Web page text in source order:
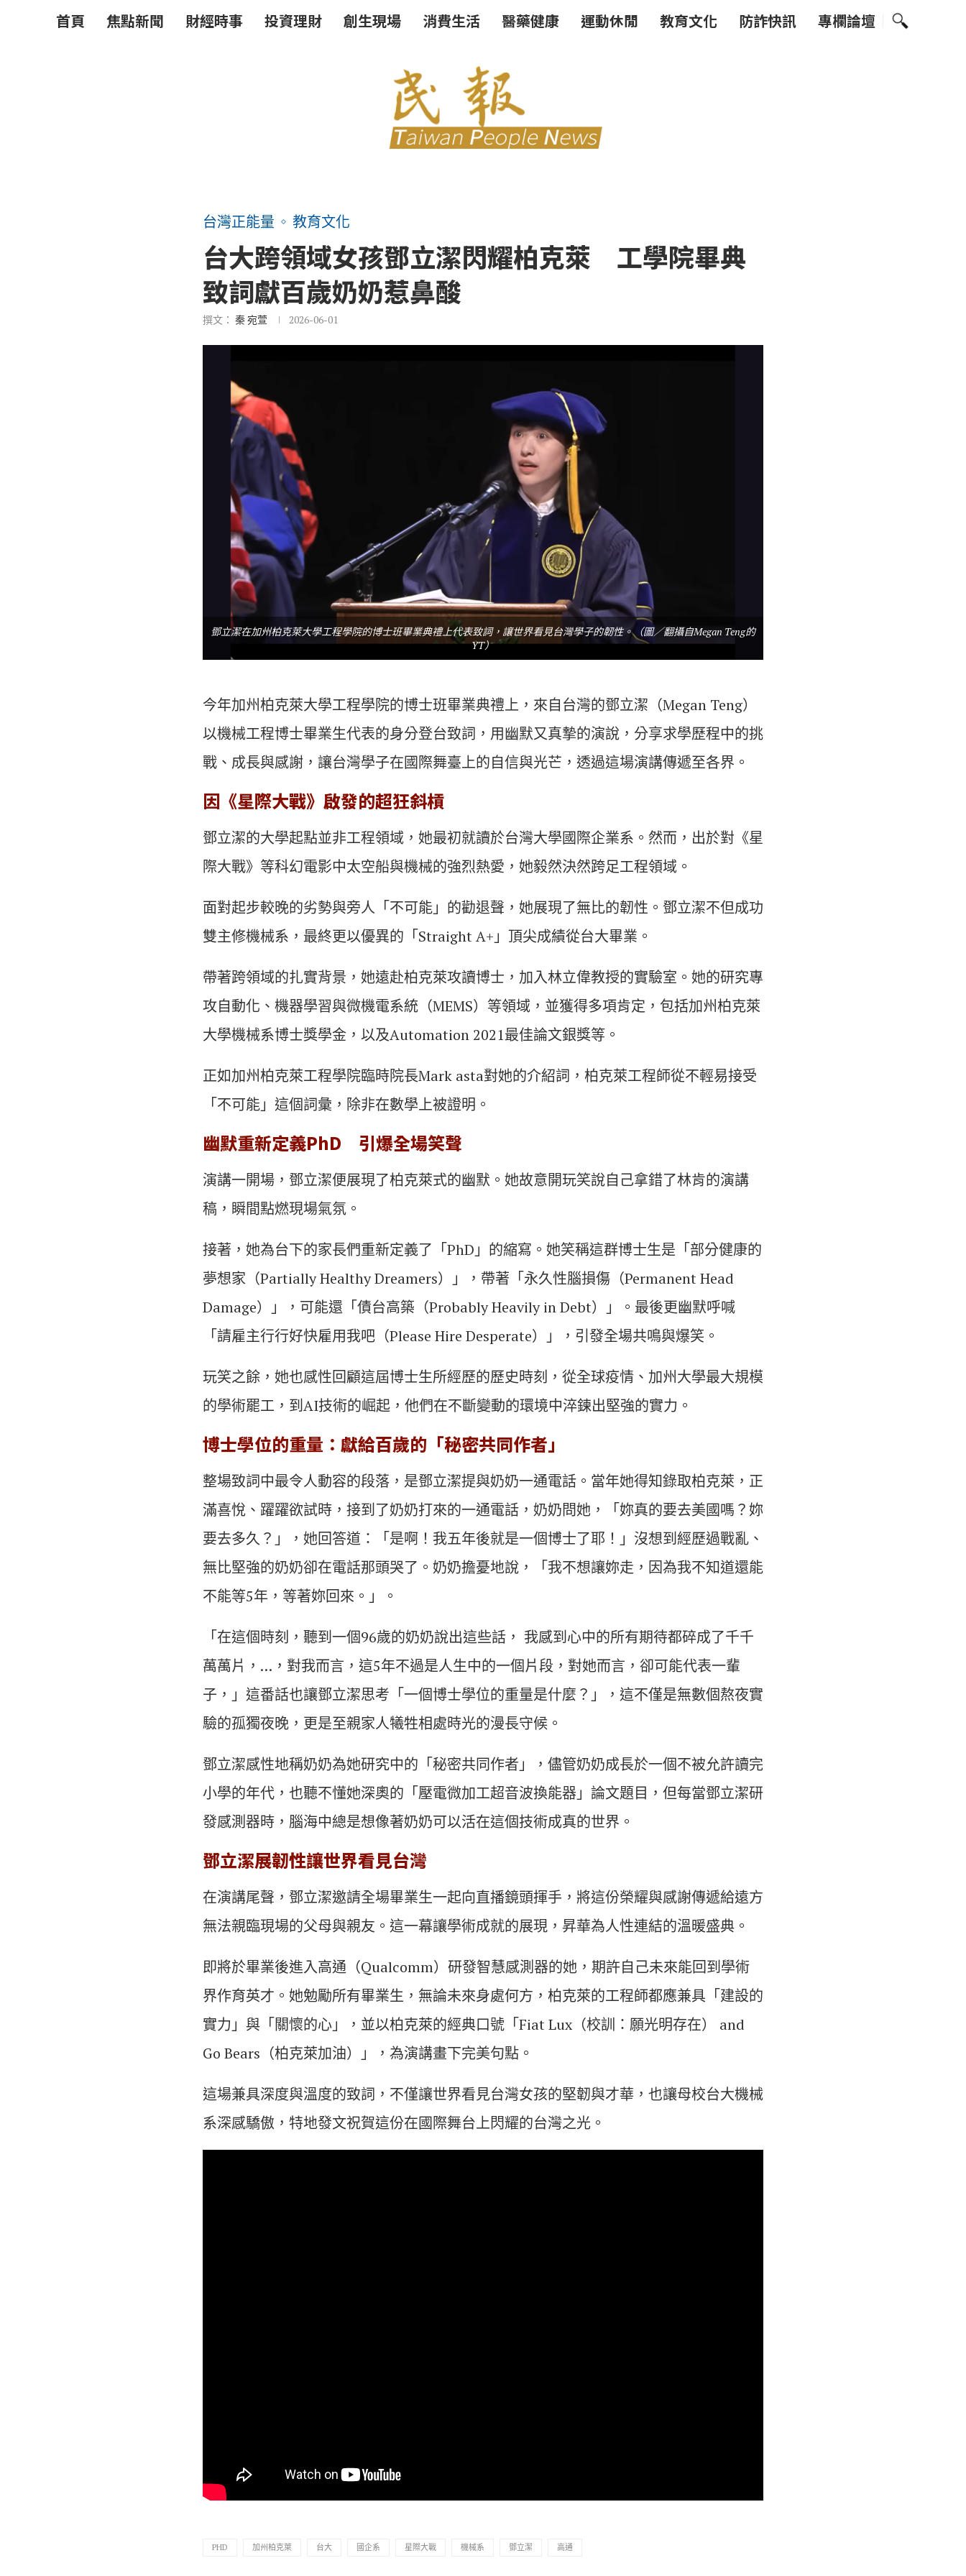
首頁 焦點新聞 財經時事 投資理財 創生現場 消費生活 醫藥健康 運動休閒 教育文化 防詐快訊 專欄論壇
台灣正能量 教育文化
台大跨領域女孩鄧立潔閃耀柏克萊 工學院畢典
致詞獻百歲奶奶惹鼻酸
撰文： 秦 宛萱 2026-06-01
鄧立潔在加州柏克萊大學工程學院的博士班畢業典禮上代表致詞，讓世界看見台灣學子的韌性。（圖／翻攝自Megan Teng的
YT）
今年加州柏克萊大學工程學院的博士班畢業典禮上，來自台灣的鄧立潔（Megan Teng）
以機械工程博士畢業生代表的身分登台致詞，用幽默又真摯的演說，分享求學歷程中的挑
戰、成長與感謝，讓台灣學子在國際舞臺上的自信與光芒，透過這場演講傳遞至各界。
因《星際大戰》啟發的超狂斜槓
鄧立潔的大學起點並非工程領域，她最初就讀於台灣大學國際企業系。然而，出於對《星
際大戰》等科幻電影中太空船與機械的強烈熱愛，她毅然決然跨足工程領域。
面對起步較晚的劣勢與旁人「不可能」的勸退聲，她展現了無比的韌性。鄧立潔不但成功
雙主修機械系，最終更以優異的「Straight A+」頂尖成績從台大畢業。
帶著跨領域的扎實背景，她遠赴柏克萊攻讀博士，加入林立偉教授的實驗室。她的研究專
攻自動化、機器學習與微機電系統（MEMS）等領域，並獲得多項肯定，包括加州柏克萊
大學機械系博士獎學金，以及Automation 2021最佳論文銀獎等。
正如加州柏克萊工程學院臨時院長Mark asta對她的介紹詞，柏克萊工程師從不輕易接受
「不可能」這個詞彙，除非在數學上被證明。
幽默重新定義PhD 引爆全場笑聲
演講一開場，鄧立潔便展現了柏克萊式的幽默。她故意開玩笑說自己拿錯了林肯的演講
稿，瞬間點燃現場氣氛。
接著，她為台下的家長們重新定義了「PhD」的縮寫。她笑稱這群博士生是「部分健康的
夢想家（Partially Healthy Dreamers）」，帶著「永久性腦損傷（Permanent Head
Damage）」，可能還「債台高築（Probably Heavily in Debt）」。最後更幽默呼喊
「請雇主行行好快雇用我吧（Please Hire Desperate）」，引發全場共鳴與爆笑。
玩笑之餘，她也感性回顧這屆博士生所經歷的歷史時刻，從全球疫情、加州大學最大規模
的學術罷工，到AI技術的崛起，他們在不斷變動的環境中淬鍊出堅強的實力。
博士學位的重量：獻給百歲的「秘密共同作者」
整場致詞中最令人動容的段落，是鄧立潔提與奶奶一通電話。當年她得知錄取柏克萊，正
滿喜悅、躍躍欲試時，接到了奶奶打來的一通電話，奶奶問她，「妳真的要去美國嗎？妳
要去多久？」，她回答道：「是啊！我五年後就是一個博士了耶！」沒想到經歷過戰亂、
無比堅強的奶奶卻在電話那頭哭了。奶奶擔憂地說，「我不想讓妳走，因為我不知道還能
不能等5年，等著妳回來。」。
「在這個時刻，聽到一個96歲的奶奶說出這些話， 我感到心中的所有期待都碎成了千千
萬萬片，…，對我而言，這5年不過是人生中的一個片段，對她而言，卻可能代表一輩
子，」這番話也讓鄧立潔思考「一個博士學位的重量是什麼？」，這不僅是無數個熬夜實
驗的孤獨夜晚，更是至親家人犧牲相處時光的漫長守候。
鄧立潔感性地稱奶奶為她研究中的「秘密共同作者」，儘管奶奶成長於一個不被允許讀完
小學的年代，也聽不懂她深奧的「壓電微加工超音波換能器」論文題目，但每當鄧立潔研
發感測器時，腦海中總是想像著奶奶可以活在這個技術成真的世界。
鄧立潔展韌性讓世界看見台灣
在演講尾聲，鄧立潔邀請全場畢業生一起向直播鏡頭揮手，將這份榮耀與感謝傳遞給遠方
無法親臨現場的父母與親友。這一幕讓學術成就的展現，昇華為人性連結的溫暖盛典。
即將於畢業後進入高通（Qualcomm）研發智慧感測器的她，期許自己未來能回到學術
界作育英才。她勉勵所有畢業生，無論未來身處何方，柏克萊的工程師都應兼具「建設的
實力」與「關懷的心」，並以柏克萊的經典口號「Fiat Lux（校訓：願光明存在） and
Go Bears（柏克萊加油）」，為演講畫下完美句點。
這場兼具深度與溫度的致詞，不僅讓世界看見台灣女孩的堅韌與才華，也讓母校台大機械
系深感驕傲，特地發文祝賀這份在國際舞台上閃耀的台灣之光。
PHD 加州柏克萊 台大 國企系 星際大戰 機械系 鄧立潔 高通